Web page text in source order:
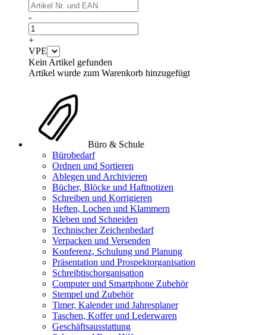
-
+
VPE
Kein Artikel gefunden
Artikel wurde zum Warenkorb hinzugefügt
Büro & Schule
Bürobedarf
Ordnen und Sortieren
Ablegen und Archivieren
Bücher, Blöcke und Haftnotizen
Schreiben und Korrigieren
Heften, Lochen und Klammern
Kleben und Schneiden
Technischer Zeichenbedarf
Verpacken und Versenden
Konferenz, Schulung und Planung
Präsentation und Prospektorganisation
Schreibtischorganisation
Computer und Smartphone Zubehör
Stempel und Zubehör
Timer, Kalender und Jahresplaner
Taschen, Koffer und Lederwaren
Geschäftsausstattung